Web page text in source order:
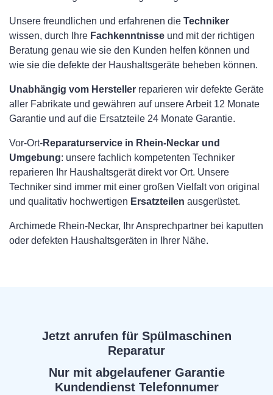
Unsere freundlichen und erfahrenen die Techniker
wissen, durch Ihre Fachkenntnisse und mit der richtigen
Beratung genau wie sie den Kunden helfen können und
wie sie die defekte der Haushaltsgeräte beheben können.
Unabhängig vom Hersteller reparieren wir defekte Geräte
aller Fabrikate und gewähren auf unsere Arbeit 12 Monate
Garantie und auf die Ersatzteile 24 Monate Garantie.
Vor-Ort-Reparaturservice in Rhein-Neckar und
Umgebung: unsere fachlich kompetenten Techniker
reparieren Ihr Haushaltsgerät direkt vor Ort. Unsere
Techniker sind immer mit einer großen Vielfalt von original
und qualitativ hochwertigen Ersatzteilen ausgerüstet.
Archimede Rhein-Neckar, Ihr Ansprechpartner bei kaputten
oder defekten Haushaltsgeräten in Ihrer Nähe.
Jetzt anrufen für Spülmaschinen
Reparatur
Nur mit abgelaufener Garantie
Kundendienst Telefonnumer